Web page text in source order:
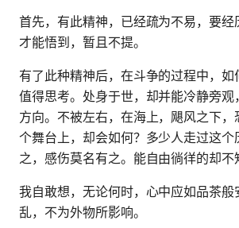
首先，有此精神，已经疏为不易，要经
才能悟到，暂且不提。
有了此种精神后，在斗争的过程中，
值得思考。处身于世，却并能冷静旁
方向。不被左右，在海上，飓风之下
个舞台上，却会如何？多少人走过这
之，感伤莫名有之。能自由徜徉的却不
我自敢想，无论何时，心中应如品茶
乱，不为外物所影响。